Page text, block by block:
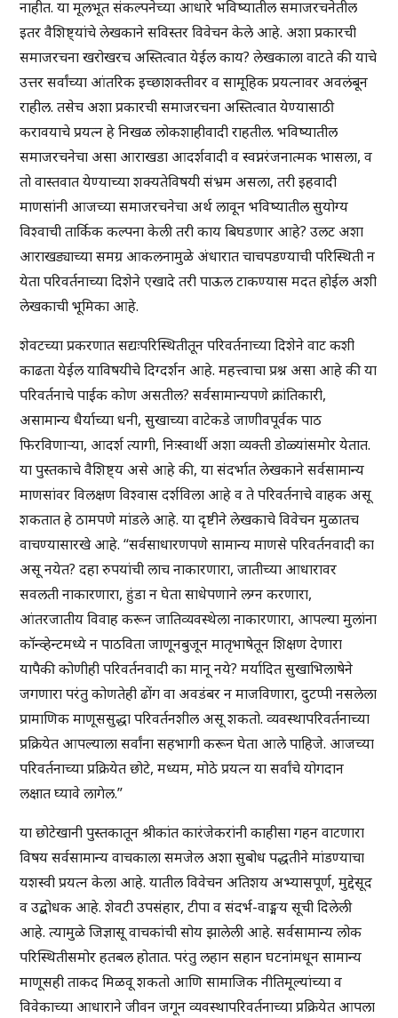
नाहीत. या मूलभूत संकल्पनेच्या आधारे भविष्यातील समाजरचनेतील
इतर वैशिष्ट्यांचे लेखकाने सविस्तर विवेचन केले आहे. अशा प्रकारची
समाजरचना खरोखरच अस्तित्वात येईल काय? लेखकाला वाटते की याचे
उत्तर सर्वांच्या आंतरिक इच्छाशक्तीवर व सामूहिक प्रयत्नावर अवलंबून
राहील. तसेच अशा प्रकारची समाजरचना अस्तित्वात येण्यासाठी
करावयाचे प्रयत्न हे निखळ लोकशाहीवादी राहतील. भविष्यातील
समाजरचनेचा असा आराखडा आदर्शवादी व स्वप्नरंजनात्मक भासला, व
तो वास्तवात येण्याच्या शक्यतेविषयी संभ्रम असला, तरी इहवादी
माणसांनी आजच्या समाजरचनेचा अर्थ लावून भविष्यातील सुयोग्य
विश्वाची तार्किक कल्पना केली तरी काय बिघडणार आहे? उलट अशा
आराखड्याच्या समग्र आकलनामुळे अंधारात चाचपडण्याची परिस्थिती न
येता परिवर्तनाच्या दिशेने एखादे तरी पाऊल टाकण्यास मदत होईल अशी
लेखकाची भूमिका आहे.
शेवटच्या प्रकरणात सद्यःपरिस्थितीतून परिवर्तनाच्या दिशेने वाट कशी
काढता येईल याविषयीचे दिग्दर्शन आहे. महत्त्वाचा प्रश्न असा आहे की या
परिवर्तनाचे पाईक कोण असतील? सर्वसामान्यपणे क्रांतिकारी,
असामान्य धैर्याच्या धनी, सुखाच्या वाटेकडे जाणीवपूर्वक पाठ
फिरविणाऱ्या, आदर्श त्यागी, निःस्वार्थी अशा व्यक्ती डोळ्यांसमोर येतात.
या पुस्तकाचे वैशिष्ट्य असे आहे की, या संदर्भात लेखकाने सर्वसामान्य
माणसांवर विलक्षण विश्वास दर्शविला आहे व ते परिवर्तनाचे वाहक असू
शकतात हे ठामपणे मांडले आहे. या दृष्टीने लेखकाचे विवेचन मुळातच
वाचण्यासारखे आहे. “सर्वसाधारणपणे सामान्य माणसे परिवर्तनवादी का
असू नयेत? दहा रुपयांची लाच नाकारणारा, जातीच्या आधारावर
सवलती नाकारणारा, हुंडा न घेता साधेपणाने लग्न करणारा,
आंतरजातीय विवाह करून जातिव्यवस्थेला नाकारणारा, आपल्या मुलांना
कॉन्व्हेन्टमध्ये न पाठविता जाणूनबुजून मातृभाषेतून शिक्षण देणारा
यापैकी कोणीही परिवर्तनवादी का मानू नये? मर्यादित सुखाभिलाषेने
जगणारा परंतु कोणतेही ढोंग वा अवडंबर न माजविणारा, दुटप्पी नसलेला
प्रामाणिक माणूससुद्धा परिवर्तनशील असू शकतो. व्यवस्थापरिवर्तनाच्या
प्रक्रियेत आपल्याला सर्वांना सहभागी करून घेता आले पाहिजे. आजच्या
परिवर्तनाच्या प्रक्रियेत छोटे, मध्यम, मोठे प्रयत्न या सर्वांचे योगदान
लक्षात घ्यावे लागेल.”
या छोटेखानी पुस्तकातून श्रीकांत कारंजेकरांनी काहीसा गहन वाटणारा
विषय सर्वसामान्य वाचकाला समजेल अशा सुबोध पद्धतीने मांडण्याचा
यशस्वी प्रयत्न केला आहे. यातील विवेचन अतिशय अभ्यासपूर्ण, मुद्देसूद
व उद्बोधक आहे. शेवटी उपसंहार, टीपा व संदर्भ-वाङ्मय सूची दिलेली
आहे. त्यामुळे जिज्ञासू वाचकांची सोय झालेली आहे. सर्वसामान्य लोक
परिस्थितीसमोर हतबल होतात. परंतु लहान सहान घटनांमधून सामान्य
माणूसही ताकद मिळवू शकतो आणि सामाजिक नीतिमूल्यांच्या व
विवेकाच्या आधाराने जीवन जगून व्यवस्थापरिवर्तनाच्या प्रक्रियेत आपला